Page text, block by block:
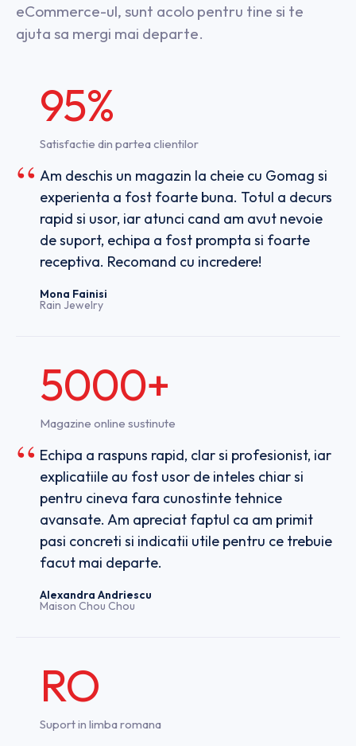
eCommerce-ul, sunt acolo pentru tine si te
ajuta sa mergi mai departe.
95%
Satisfactie din partea clientilor
Am deschis un magazin la cheie cu Gomag si
experienta a fost foarte buna. Totul a decurs
rapid si usor, iar atunci cand am avut nevoie
de suport, echipa a fost prompta si foarte
receptiva. Recomand cu incredere!
Mona Fainisi
Rain Jewelry
5000+
Magazine online sustinute
Echipa a raspuns rapid, clar si profesionist, iar
explicatiile au fost usor de inteles chiar si
pentru cineva fara cunostinte tehnice
avansate. Am apreciat faptul ca am primit
pasi concreti si indicatii utile pentru ce trebuie
facut mai departe.
Alexandra Andriescu
Maison Chou Chou
RO
Suport in limba romana